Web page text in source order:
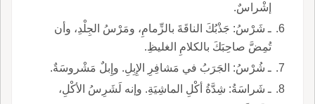
إشْراسٌ.
ـ شَرْسُ: جَذْبُكَ الناقَةَ بالزِّمامِ، ومَرْسُ الجِلْدِ، وأن
تُمِضَّ صاحِبَكَ بالكلامِ الغليظِ.
ـ شُرْسُ: الجَرَبُ في مَشافِرِ الإِبِلِ. وإِبلٌ مَشْروسَةٌ.
ـ شَراسَةُ: شِدَّةُ أكْلِ الماشِيَةِ. وإنه لَشَرِسُ الأكْلِ،